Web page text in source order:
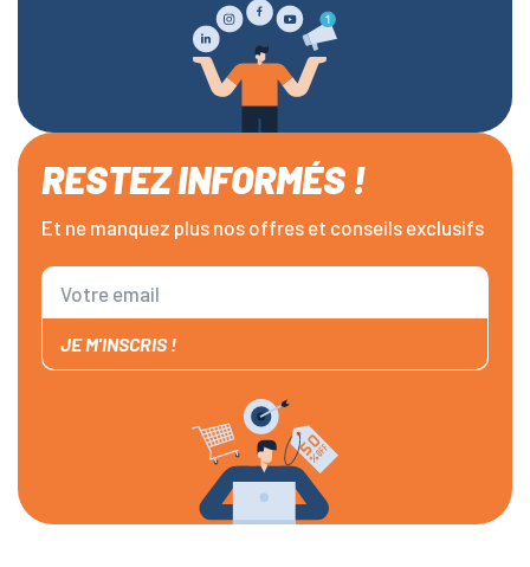
RESTEZ INFORMÉS !
Et ne manquez plus nos offres et conseils exclusifs
JE M'INSCRIS !